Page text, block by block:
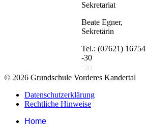
Sekretariat
Beate Egner,
Sekretärin
Tel.: (07621) 16754
-30
© 2026 Grundschule Vorderes Kandertal
Datenschutzerklärung
Rechtliche Hinweise
Home